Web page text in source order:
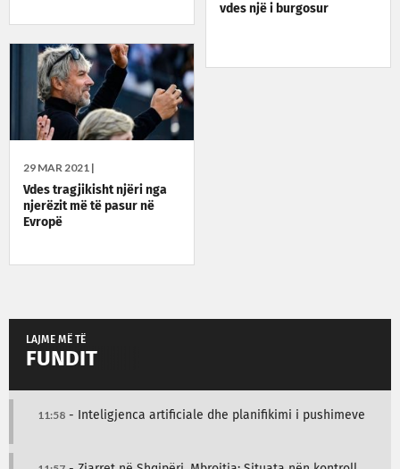
vdes një i burgosur
29 MAR 2021 |
Vdes tragjikisht njëri nga
njerëzit më të pasur në
Evropë
LAJME MË TË
FUNDIT
11:58 - Inteligjenca artificiale dhe planifikimi i pushimeve